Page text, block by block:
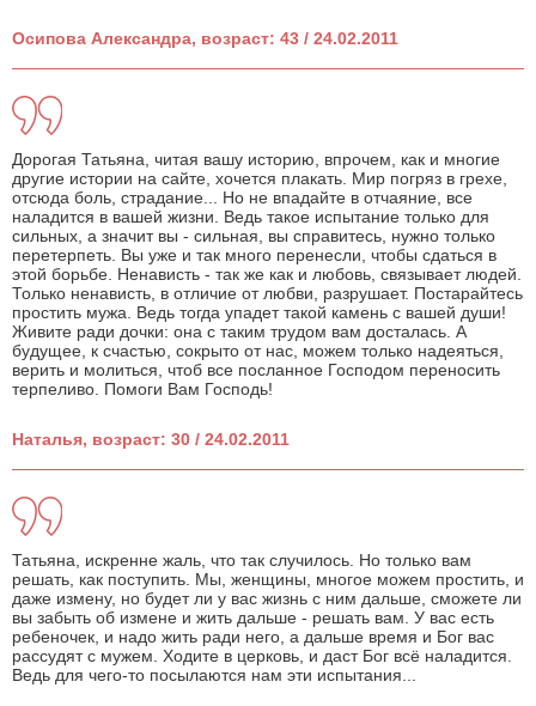
Осипова Александра, возраст: 43 / 24.02.2011
Дорогая Татьяна, читая вашу историю, впрочем, как и многие
другие истории на сайте, хочется плакать. Мир погряз в грехе,
отсюда боль, страдание... Но не впадайте в отчаяние, все
наладится в вашей жизни. Ведь такое испытание только для
сильных, а значит вы - сильная, вы справитесь, нужно только
перетерпеть. Вы уже и так много перенесли, чтобы сдаться в
этой борьбе. Ненависть - так же как и любовь, связывает людей.
Только ненависть, в отличие от любви, разрушает. Постарайтесь
простить мужа. Ведь тогда упадет такой камень с вашей души!
Живите ради дочки: она с таким трудом вам досталась. А
будущее, к счастью, сокрыто от нас, можем только надеяться,
верить и молиться, чтоб все посланное Господом переносить
терпеливо. Помоги Вам Господь!
Наталья, возраст: 30 / 24.02.2011
Татьяна, искренне жаль, что так случилось. Но только вам
решать, как поступить. Мы, женщины, многое можем простить, и
даже измену, но будет ли у вас жизнь с ним дальше, сможете ли
вы забыть об измене и жить дальше - решать вам. У вас есть
ребеночек, и надо жить ради него, а дальше время и Бог вас
рассудят с мужем. Ходите в церковь, и даст Бог всё наладится.
Ведь для чего-то посылаются нам эти испытания...